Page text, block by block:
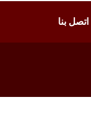
اتصل بنا